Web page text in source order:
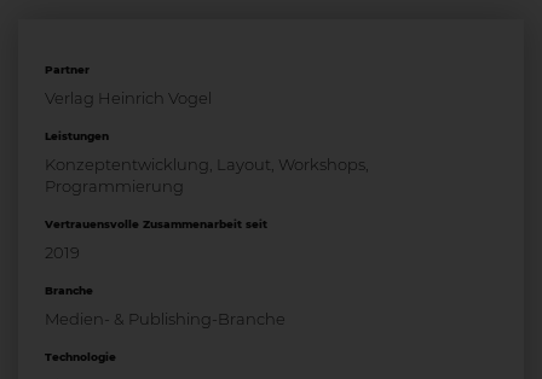
Partner
Verlag Heinrich Vogel
Leistungen
Konzeptentwicklung, Layout, Workshops,
Programmierung
Vertrauensvolle Zusammenarbeit seit
2019
Branche
Medien- & Publishing-Branche
Technologie